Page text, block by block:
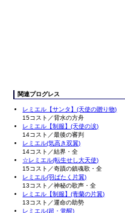
関連プログレス
レミエル【サンタ】(天使の贈り物)
15コスト／背水の方舟
レミエル【制服】(天使の涙)
14コスト／最後の審判
レミエル(気高き双翼)
14コスト／結界・全
☆レミエル(転生せし大天使)
15コスト／奇蹟の鎮魂歌・全
レミエル(羽ばたく片翼)
13コスト／神秘の歌声・全
レミエル【制服】(青蘭の片翼)
13コスト／運命の助勢
レミエル(超・覚醒)